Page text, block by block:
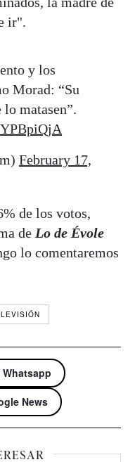
ir".
y los
Morad: “Su
matasen”.
February 17,
de los votos,
de Lo de Évole
lo comentaremos
News